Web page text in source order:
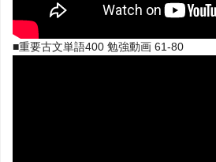
■重要古文単語400 勉強動画 61-80